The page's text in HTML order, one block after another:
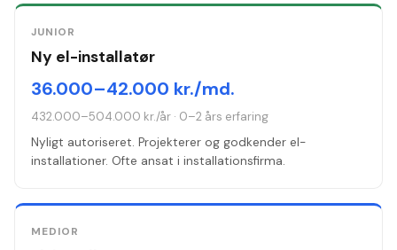
JUNIOR
Ny el-installatør
36.000–42.000 kr./md.
432.000–504.000 kr./år · 0–2 års erfaring
Nyligt autoriseret. Projekterer og godkender el-
installationer. Ofte ansat i installationsfirma.
MEDIOR